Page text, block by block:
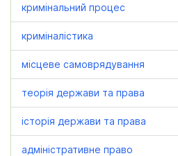
кримінальний процес
криміналістика
місцеве самоврядування
теорія держави та права
історія держави та права
адміністративне право